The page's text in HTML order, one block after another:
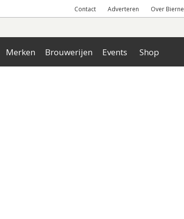
Contact Adverteren Over
Merken Brouwerijen Events Shop